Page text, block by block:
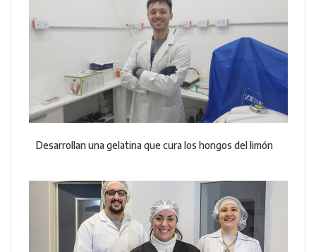
Desarrollan una gelatina que cura los hongos del limón